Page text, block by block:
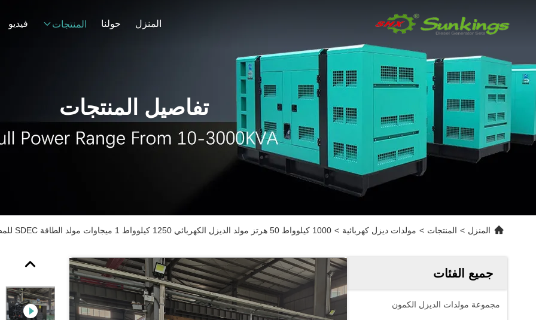
المنزل حولنا المنتجات فيديو
تفاصيل المنتجات
المنزل > المنتجات > مولدات ديزل كهربائية > 1000 كيلوواط 50 هرتز مولد الديزل الكهربائي 1250 كيلوواط 1 ميجاوات مولد الطاقة SDEC للمصنع
جميع الفئات
مجموعة مولدات الديزل الكمون